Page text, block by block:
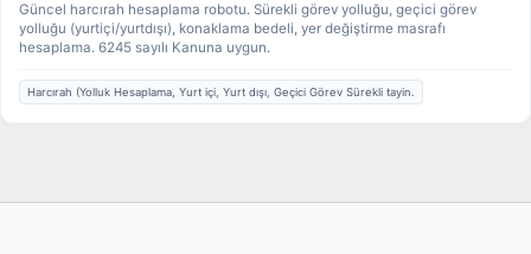
Güncel harcırah hesaplama robotu. Sürekli görev yolluğu, geçici görev
yolluğu (yurtiçi/yurtdışı), konaklama bedeli, yer değiştirme masrafı
hesaplama. 6245 sayılı Kanuna uygun.
Harcırah (Yolluk Hesaplama, Yurt içi, Yurt dışı, Geçici Görev Sürekli tayin.